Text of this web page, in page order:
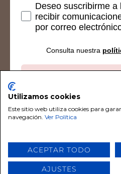
Deseo suscribirme a
recibir
por correo
Consulta nuestra
© 2026 Chalk Paint De
reservados por
Utilizamos cookies
Este sitio web utiliza cookies para
navegación. Ver Política
ACEPTAR TODO
AJUSTES